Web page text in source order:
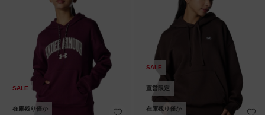
SALE
在庫残り僅か
SALE
直営限定
在庫残り僅か